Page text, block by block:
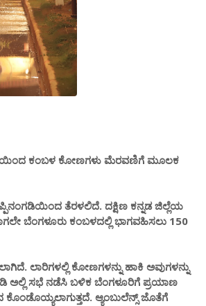
ಕಂಬಳ ಕೋಣಗಳು ಮೆರವಣಿಗೆ ಮೂಲಕ
ತೆರಳಲಿದೆ. ದಕ್ಷಿಣ ಕನ್ನಡ ಜಿಲ್ಲೆಯ
ಬೆಂಗಳೂರು ಕಂಬಳದಲ್ಲಿ ಭಾಗವಹಿಸಲು 150
ಲಾರಿಗಳಲ್ಲಿ ಕೋಣಗಳನ್ನು ಹಾಕಿ ಅವುಗಳನ್ನು
ಅಲ್ಲಿ ಸಭೆ ನಡೆಸಿ ಬಳಿಕ ಬೆಂಗಳೂರಿಗೆ ಪ್ರಯಾಣ
ಆ್ಯಂಬುಲೆನ್ಸ್ ಜೊತೆಗೆ